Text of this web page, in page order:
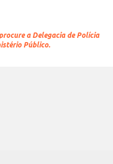
a Delegacia de Polícia
Público.